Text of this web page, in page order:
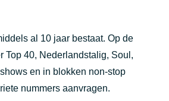
2 uur geleden
al 10 jaar bestaat. Op de
Top 40, Nederlandstalig, Soul,
en in blokken non-stop
nummers aanvragen.